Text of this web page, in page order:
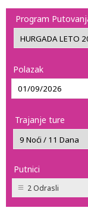
Program
Polazak
Trajanje ture
Putnici
2 Odrasli